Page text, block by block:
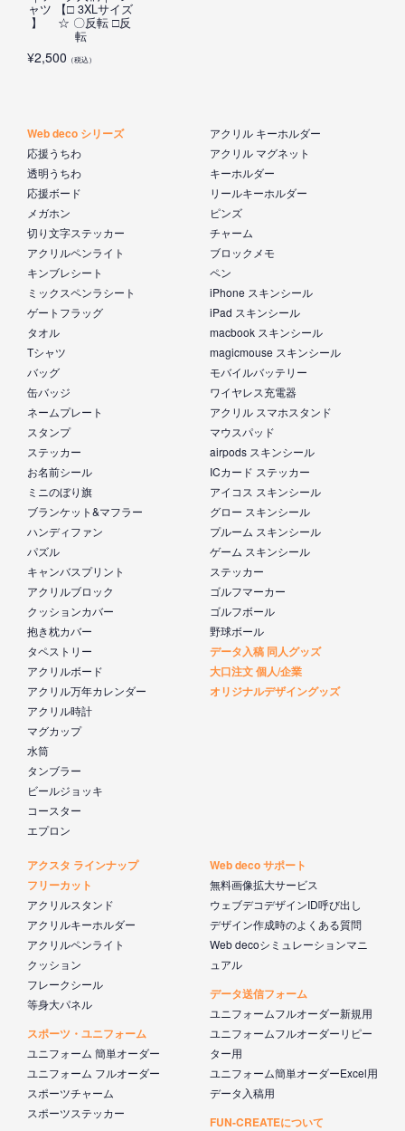
ャツ 【□ 3XLサイズ
】 ☆ 〇反転 □反
転
¥2,500 （税込）
Web deco シリーズ
応援うちわ
透明うちわ
応援ボード
メガホン
切り文字ステッカー
アクリルペンライト
キンブレシート
ミックスペンラシート
ゲートフラッグ
タオル
Tシャツ
バッグ
缶バッジ
ネームプレート
スタンプ
ステッカー
お名前シール
ミニのぼり旗
ブランケット&マフラー
ハンディファン
パズル
キャンバスプリント
アクリルブロック
クッションカバー
抱き枕カバー
タペストリー
アクリルボード
アクリル万年カレンダー
アクリル時計
マグカップ
水筒
タンブラー
ビールジョッキ
コースター
エプロン
アクリル キーホルダー
アクリル マグネット
キーホルダー
リールキーホルダー
ピンズ
チャーム
ブロックメモ
ペン
iPhone スキンシール
iPad スキンシール
macbook スキンシール
magicmouse スキンシール
モバイルバッテリー
ワイヤレス充電器
アクリル スマホスタンド
マウスパッド
airpods スキンシール
ICカード ステッカー
アイコス スキンシール
グロー スキンシール
プルーム スキンシール
ゲーム スキンシール
ステッカー
ゴルフマーカー
ゴルフボール
野球ボール
データ入稿 同人グッズ
大口注文 個人/企業
オリジナルデザイングッズ
アクスタ ラインナップ
フリーカット
アクリルスタンド
アクリルキーホルダー
アクリルペンライト
クッション
フレークシール
等身大パネル
スポーツ・ユニフォーム
ユニフォーム 簡単オーダー
ユニフォーム フルオーダー
スポーツチャーム
スポーツステッカー
Web deco サポート
無料画像拡大サービス
ウェブデコデザインID呼び出し
デザイン作成時のよくある質問
Web decoシミュレーションマニ
ュアル
データ送信フォーム
ユニフォームフルオーダー新規用
ユニフォームフルオーダーリピー
ター用
ユニフォーム簡単オーダーExcel用
データ入稿用
FUN-CREATEについて